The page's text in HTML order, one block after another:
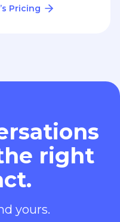
Pricing
right
yours.